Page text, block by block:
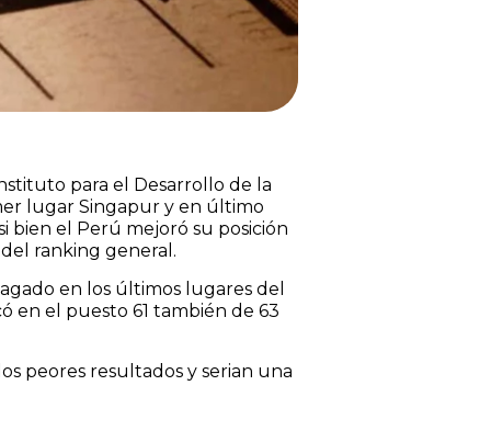
para el Desarrollo de la
lugar Singapur y en último
bien el Perú mejoró su posición
ranking general.
en los últimos lugares del
en el puesto 61 también de 63
peores resultados y serian una